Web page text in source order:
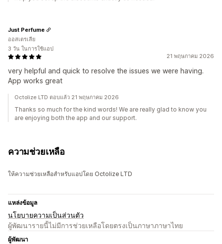
21 พฤษภาคม 2026
very helpful and quick to resolve the issues we were having.
App works great
Just Perfume
ออสเตรเลีย
3 วัน ในการใช้แอป
Octolize LTD ตอบแล้ว 21 พฤษภาคม 2026
Thanks so much for the kind words! We are really glad to know you
are enjoying both the app and our support.
ความช่วยเหลือ
ให้ความช่วยเหลือสำหรับแอปโดย Octolize LTD
แหล่งข้อมูล
นโยบายความเป็นส่วนตัว
ผู้พัฒนารายนี้ไม่มีการช่วยเหลือโดยตรงเป็นภาษาภาษาไทย
ผู้พัฒนา